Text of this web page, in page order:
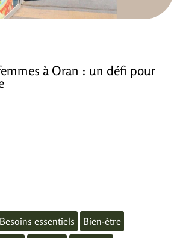
à Oran : un défi pour
Besoins essentiels
Bien-être